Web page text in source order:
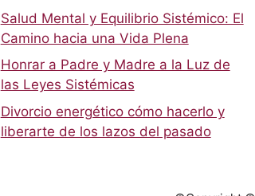
Salud Mental y Equilibrio Sistémico: El
Camino hacia una Vida Plena
Honrar a Padre y Madre a la Luz de
las Leyes Sistémicas
Divorcio energético cómo hacerlo y
liberarte de los lazos del pasado